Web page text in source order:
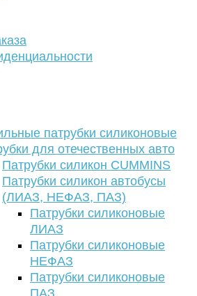
патрубки силиконовые
для отечественных авто
Патрубки силикон CUMMINS
Патрубки силикон автобусы
(ЛИАЗ, НЕФАЗ, ПАЗ)
Патрубки силиконовые
ЛИАЗ
Патрубки силиконовые
НЕФАЗ
Патрубки силиконовые
ПАЗ